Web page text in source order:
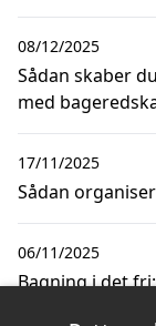
Sådan skaber
med
08/12/2025
Sådan
17/11/2025
Bagning i det
06/11/2025